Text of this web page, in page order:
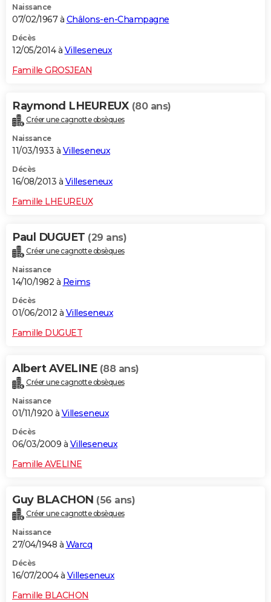
Naissance
07/02/1967 à Châlons-en-Champagne
Décès
12/05/2014 à Villeseneux
Famille GROSJEAN
Raymond LHEUREUX (80 ans)
Créer une cagnotte obsèques
Naissance
11/03/1933 à Villeseneux
Décès
16/08/2013 à Villeseneux
Famille LHEUREUX
Paul DUGUET (29 ans)
Créer une cagnotte obsèques
Naissance
14/10/1982 à Reims
Décès
01/06/2012 à Villeseneux
Famille DUGUET
Albert AVELINE (88 ans)
Créer une cagnotte obsèques
Naissance
01/11/1920 à Villeseneux
Décès
06/03/2009 à Villeseneux
Famille AVELINE
Guy BLACHON (56 ans)
Créer une cagnotte obsèques
Naissance
27/04/1948 à Warcq
Décès
16/07/2004 à Villeseneux
Famille BLACHON